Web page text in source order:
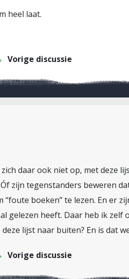
heel laat.
Vorige discussie
daar ook niet op, met deze
zijn tegenstanders beweren
boeken” te lezen. En er
gelezen heeft. Daar heb ik zelf
lijst naar buiten? En is dat
Vorige discussie